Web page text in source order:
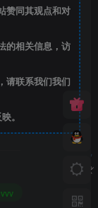
赞同其观点和对
的相关信息，访
请联系我们我们
。